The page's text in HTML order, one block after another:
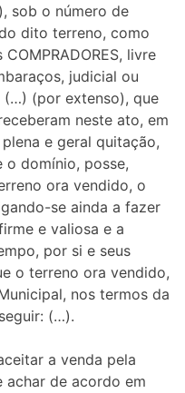
sob o número de
dito terreno, como
livre
judicial ou
(…) (por extenso), que
neste ato, em
e geral quitação,
domínio, posse,
ora vendido, o
se ainda a fazer
e valiosa e a
por si e seus
o terreno ora vendido,
nos termos da
(…).
a venda pela
achar de acordo em